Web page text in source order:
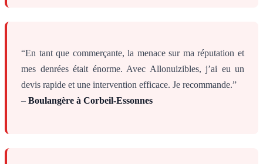
“En tant que commerçante, la menace sur ma réputation et
mes denrées était énorme. Avec Allonuizibles, j’ai eu un
devis rapide et une intervention efficace. Je recommande.”
– Boulangère à Corbeil-Essonnes